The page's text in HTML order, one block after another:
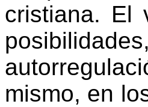
cristiana. El
mismo, en